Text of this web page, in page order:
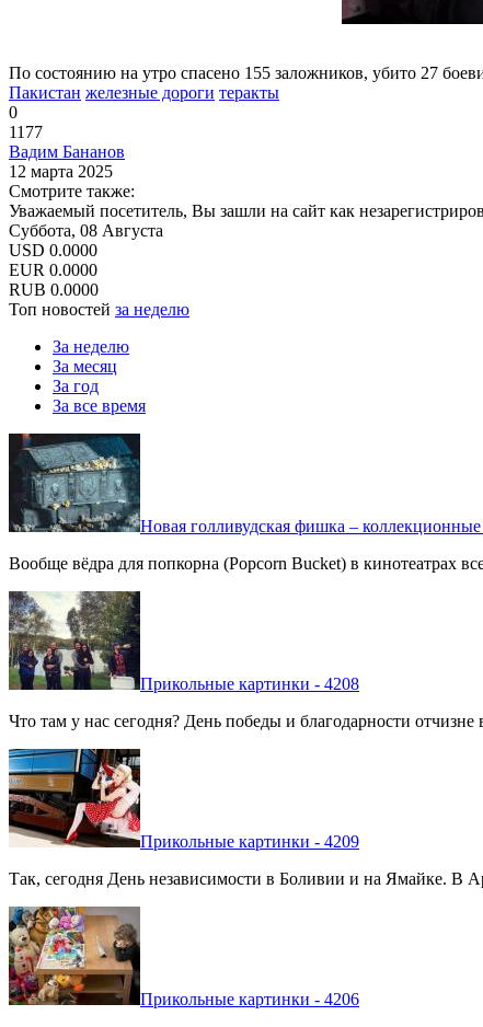
По состоянию на утро спасено 155 заложников, убито 27
Пакистан железные дороги теракты
0
1177
Вадим Бананов
12 марта 2025
Смотрите также:
Уважаемый посетитель, Вы зашли на сайт как
Суббота, 08 Августа
USD 0.0000
EUR 0.0000
RUB 0.0000
Топ новостей за неделю
За неделю
За месяц
За год
За все время
Новая голливудская фишка –
Вообще вёдра для попкорна (Popcorn Bucket) в кинотеатрах
Прикольные картинки - 4208
Что там у нас сегодня? День победы и благодарности
Прикольные картинки - 4209
Так, сегодня День независимости в Боливии и на Ямайке. В
Прикольные картинки - 4206